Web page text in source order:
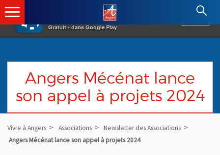
×
Gratuit - dans Google Play
Angers.fr : Retour à l'accueil
Angers Mécénat lance
son appel à projets 2024
Vivre à Angers Associations
Newsletter des Associations
Angers Mécénat lance son appel à projets 2024